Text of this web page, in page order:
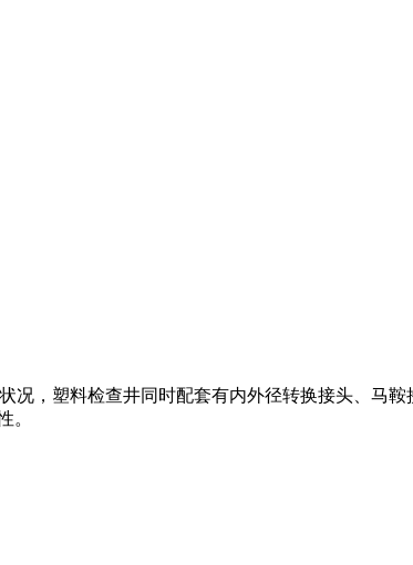
，塑料检查井同时配套有内外径转换接头、马
。